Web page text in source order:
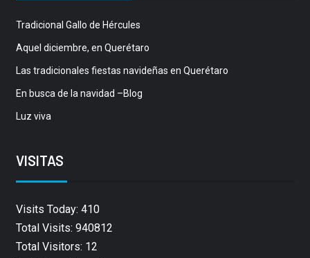
Tradicional Gallo de Hércules
Aquel diciembre, en Querétaro
Las tradicionales fiestas navideñas en Querétaro
En busca de la navidad –Blog
Luz viva
VISITAS
Visits Today: 410
Total Visits: 940812
Total Visitors: 12